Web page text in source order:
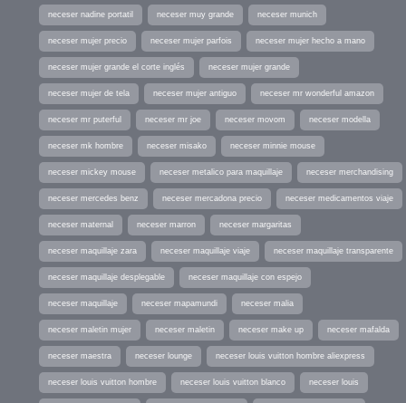
neceser nadine portatil neceser muy grande neceser munich
neceser mujer precio neceser mujer parfois neceser mujer hecho a mano
neceser mujer grande el corte inglés neceser mujer grande
neceser mujer de tela neceser mujer antiguo neceser mr wonderful amazon
neceser mr puterful neceser mr joe neceser movom neceser modella
neceser mk hombre neceser misako neceser minnie mouse
neceser mickey mouse neceser metalico para maquillaje neceser merchandising
neceser mercedes benz neceser mercadona precio neceser medicamentos viaje
neceser maternal neceser marron neceser margaritas
neceser maquillaje zara neceser maquillaje viaje neceser maquillaje transparente
neceser maquillaje desplegable neceser maquillaje con espejo
neceser maquillaje neceser mapamundi neceser malia
neceser maletin mujer neceser maletin neceser make up neceser mafalda
neceser maestra neceser lounge neceser louis vuitton hombre aliexpress
neceser louis vuitton hombre neceser louis vuitton blanco neceser louis